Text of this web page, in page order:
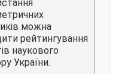
можна
рейтингування
наукового
України.